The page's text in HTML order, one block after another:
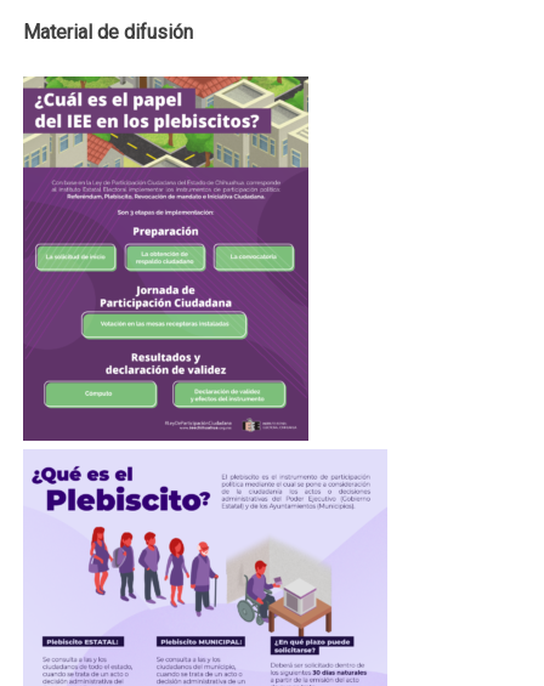
Material de difusión